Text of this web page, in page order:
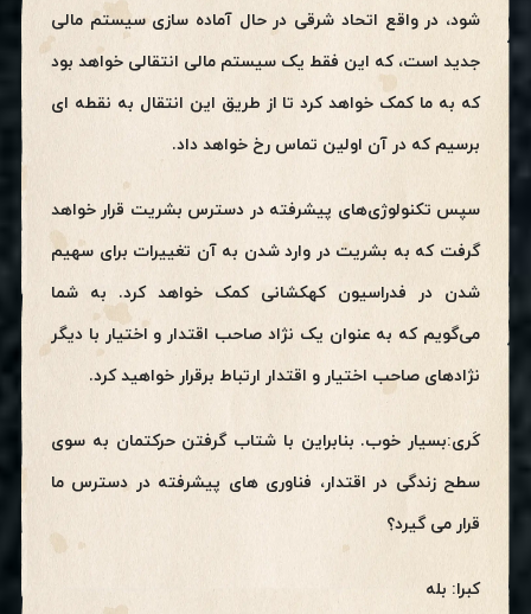
شود، در واقع اتحاد شرقی در حال آماده سازی سیستم مالی
جدید است، که این فقط یک سیستم مالی انتقالی خواهد بود
که به ما کمک خواهد کرد تا از طریق این انتقال به نقطه ای
برسیم که در آن اولین تماس رخ خواهد داد.
سپس تکنولوژی‌های پیشرفته در دسترس بشریت قرار خواهد
گرفت که به بشریت در وارد شدن به آن تغییرات برای سهیم
شدن در فدراسیون کهکشانی کمک خواهد کرد. به شما
می‌گویم که به عنوان یک نژاد صاحب اقتدار و اختیار با دیگر‌
نژادهای صاحب اختیار و اقتدار ارتباط برقرار خواهید کرد.
کَری:بسیار خوب. بنابراین با شتاب گرفتن حرکتمان به سوی
سطح زندگی در اقتدار، فناوری های پیشرفته در دسترس ما
قرار می گیرد؟
کبرا: بله